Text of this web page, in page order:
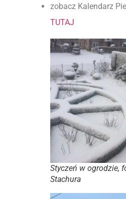
zobacz Kalendarz
TUTAJ
Styczeń w ogrodzie,
Stachura